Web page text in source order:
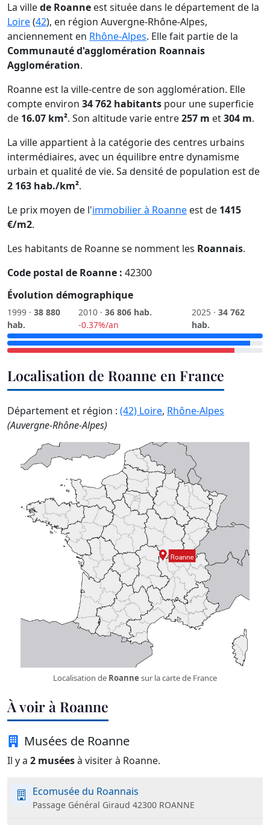
La villede Roanne est située dans le département de la
Loire(42), en région Auvergne-Rhône-Alpes,
anciennement en Rhône-Alpes. Elle fait partie de la
Communauté d'agglomération Roannais
Agglomération.
Roanne est la ville-centre de son agglomération. Elle
compte environ 34 762 habitants pour une superficie
de 16.07 km². Son altitude varie entre257 m et304 m.
La ville appartient à la catégorie des centres urbains
intermédiaires, avec un équilibre entre dynamisme
urbain et qualité de vie. Sa densité de population est de
2 163 hab./km².
Le prix moyen de l'immobilier à Roanne est de 1415
€/m2.
Les habitants de Roanne se nomment les Roannais.
Code postal de Roanne : 42300
Évolution démographique
1999 · 38 880
hab.
2010 ·36 806 hab.
-0.37%/an
2025 · 34 762
hab.
Localisation de Roanne en France
Département et région : (42) Loire, Rhône-Alpes
(Auvergne-Rhône-Alpes)
Localisation de Roannesur la carte de France
À voir à Roanne
Musées de Roanne
Il y a 2 muséesà visiter à Roanne.
Ecomusée du Roannais
Passage Général Giraud 42300 ROANNE